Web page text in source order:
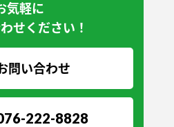
気軽に
せください！
問い合わせ
222-8828